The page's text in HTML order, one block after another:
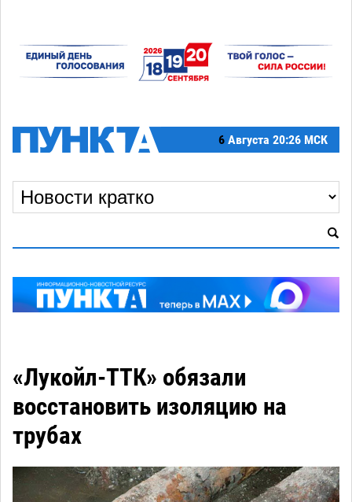
6 Августа 20:26 МСК
«Лукойл-ТТК» обязали
восстановить изоляцию на
трубах